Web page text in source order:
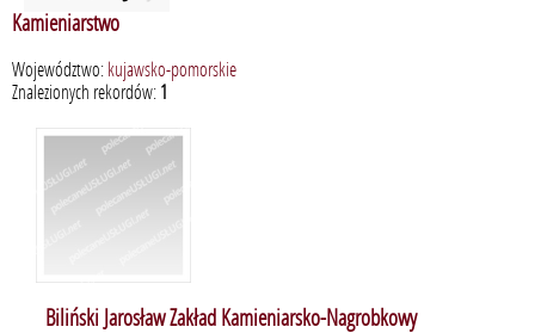
Kamieniarstwo
Województwo: kujawsko-pomorskie
Znalezionych rekordów: 1
Biliński Jarosław Zakład Kamieniarsko-Nagrobkowy